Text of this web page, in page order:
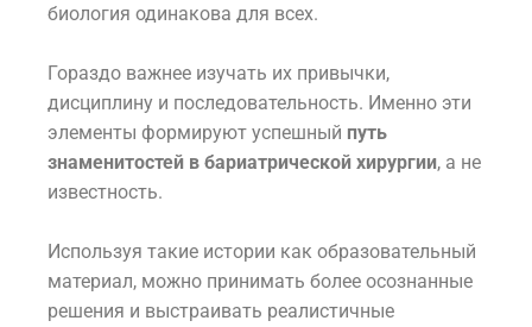
биология одинакова для всех.
Гораздо важнее изучать их привычки,
дисциплину и последовательность. Именно эти
элементы формируют успешный путь
знаменитостей в бариатрической хирургии, а не
известность.
Используя такие истории как образовательный
материал, можно принимать более осознанные
решения и выстраивать реалистичные